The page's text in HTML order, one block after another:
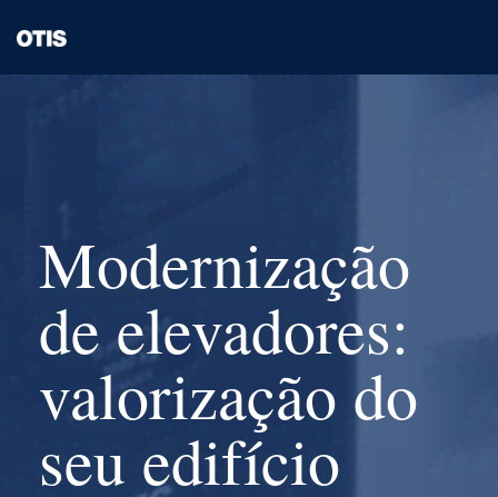
Modernização
de elevadores:
valorização do
seu edifício